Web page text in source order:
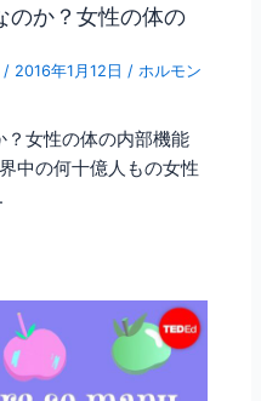
のか？女性の体の
/ 2016年1月12日 / ホルモン
？女性の体の内部機能
中の何十億人もの女性